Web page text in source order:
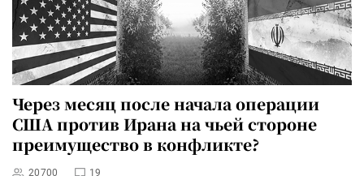
Через месяц после начала операции
США против Ирана на чьей стороне
преимущество в конфликте?
20700 19